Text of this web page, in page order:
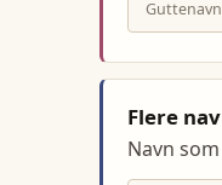
Guttenavn
Flere
Navn